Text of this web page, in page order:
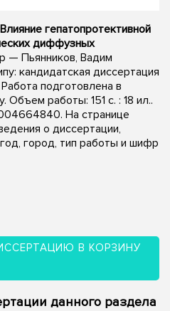
Влияние гепатопротективной
диффузных
— Пьянников, Вадим
кандидатская диссертация
подготовлена в
работы: 151 с. : 18 ил..
На странице
о диссертации,
город, тип работы и шифр
В КОРЗИНУ
данного раздела